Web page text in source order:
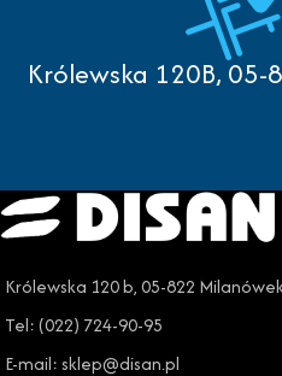
Królewska 120B,
Królewska 120 b, 05-822
Tel: (022) 724-90-95
E-mail: sklep@disan.pl